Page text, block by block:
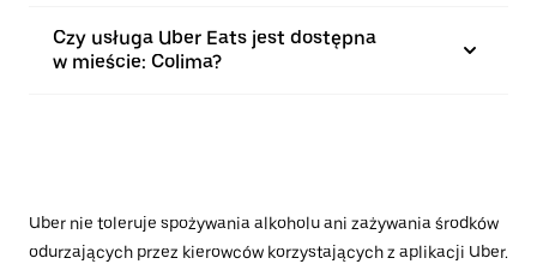
Czy usługa Uber Eats jest dostępna
w mieście: Colima?
Uber nie toleruje spożywania alkoholu ani zażywania środków
odurzających przez kierowców korzystających z aplikacji Uber.